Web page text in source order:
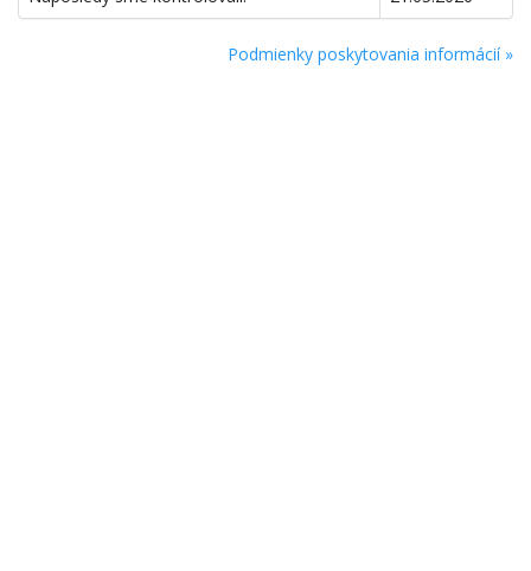
Podmienky poskytovania informácií »